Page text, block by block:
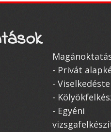
- Privát
-
-
- Egyéni